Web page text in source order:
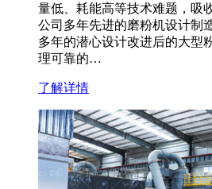
量低、耗能高等技术难题，吸
公司多年先进的磨粉机设计制
多年的潜心设计改进后的大型
理可靠的…
了解详情